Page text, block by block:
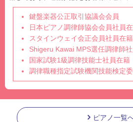
鍵盤楽器公正取引協議会会員
日本ピアノ調律師協会会員社員
スタインウェイ会正会員社員在籍
Shigeru Kawai MPS選任調律師
国家試験1級調律技能士社員在籍
調律職種指定試験機関技能検定
ピアノ一覧